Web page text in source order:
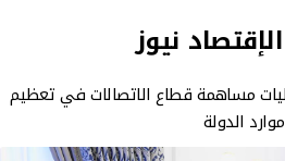
نيوز
مساهمة قطاع الاتصالات في تعظيم
موارد الدولة